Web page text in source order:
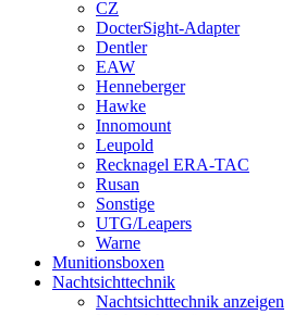
CZ
DocterSight-Adapter
Dentler
EAW
Henneberger
Hawke
Innomount
Leupold
Recknagel ERA-TAC
Rusan
Sonstige
UTG/Leapers
Warne
Munitionsboxen
Nachtsichttechnik
Nachtsichttechnik anzeigen